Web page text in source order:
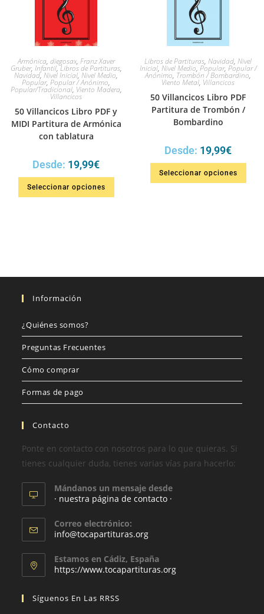
Armónica, diegosax, Franz Xaver
Gruber, Infantil,Libros de Partituras,
Navidad, Nivel Inicial, Nivel Medio,
Popular, Popular / Anónimo,
Popular/Tradicional, Viento Madera,
Villancicos
50 Villancicos Libro PDF y
MIDI Partitura de Armónica
con tablatura
Desde: 19,99€
Seleccionar opciones
Libros de Partituras, Navidad, Nivel
Inicial, Nivel Medio, Popular, Popular /
Anónimo, Trombón / Bombardino,
Viento Metal, Villancicos
50 Villancicos Libro PDF
Partitura de Trombón /
Bombardino
Desde: 19,99€
Seleccionar opciones
Información
¿Quiénes somos?
Preguntas Frecuentes
Cómo comprar
Formas de pago
Contacto
Ponte en contacto con nosotros para lo que quieras. Si
tienes cualquier duda, tienes varias vías para hacerlo:
Mándanos un mensaje desde
· nuestra página de contacto ·
Correo electrónico:
info@tocapartituras.org
Estamos en Cádiz, España
https://www.tocapartituras.org
Síguenos En Las RRSS